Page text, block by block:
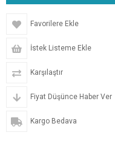
Favorilere Ekle
İstek Listeme Ekle
Karşılaştır
Fiyat Düşünce Haber Ver
Kargo Bedava